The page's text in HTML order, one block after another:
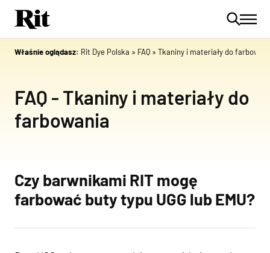
Właśnie oglądasz: Rit Dye Polska » FAQ » Tkaniny i materiały do
FAQ - Tkaniny i materiały do
farbowania
Czy barwnikami RIT mogę
farbować buty typu UGG lub EMU?